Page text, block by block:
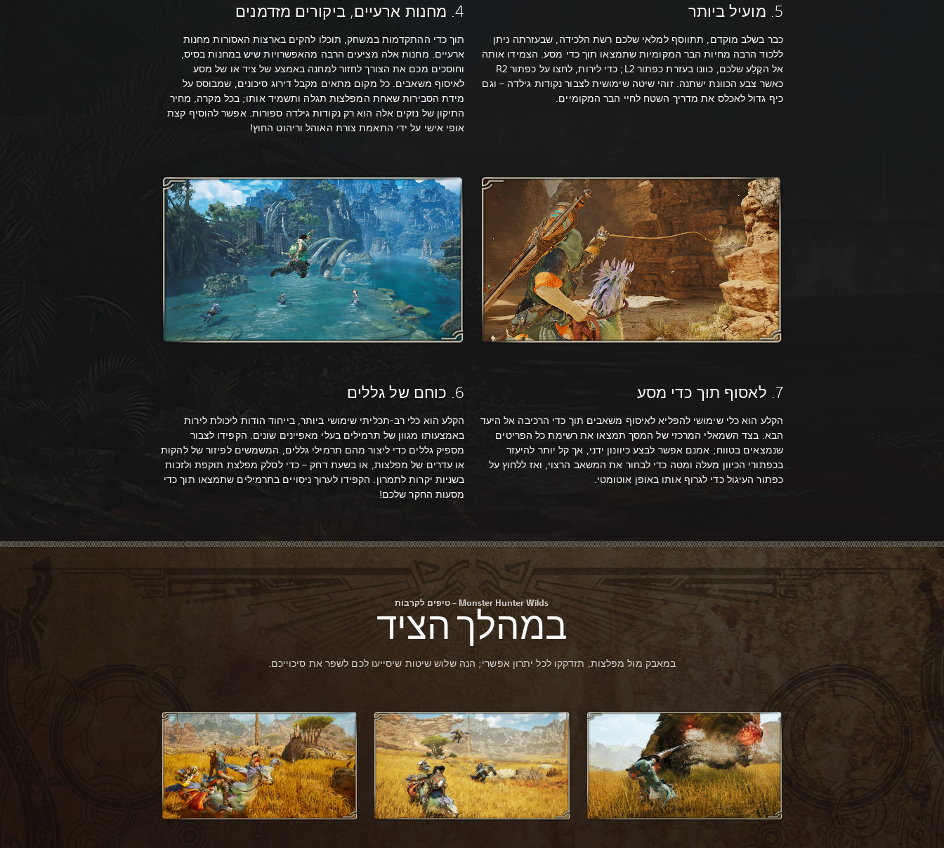
4. מחנות ארעיים, ביקורים מזדמנים
תוך כדי ההתקדמות במשחק, תוכלו להקים בארצות האסורות מחנות
ארעיים. מחנות אלה מציעים הרבה מהאפשרויות שיש במחנות בסיס,
וחוסכים מכם את הצורך לחזור למחנה באמצע של ציד או של מסע
לאיסוף משאבים. כל מקום מתאים מקבל דירוג סיכונים, שמבוסס על
מידת הסבירות שאחת המפלצות תגלה ותשמיד אותו; בכל מקרה, מחיר
התיקון של נזקים אלה הוא רק נקודות גילדה ספורות. אפשר להוסיף קצת
אופי אישי על ידי התאמת צורת האוהל וריהוט החוץ!
5. מועיל ביותר
כבר בשלב מוקדם, תתווסף למלאי שלכם רשת הלכידה, שבעזרתה ניתן
ללכוד הרבה מחיות הבר המקומיות שתמצאו תוך כדי מסע. הצמידו אותה
כאשר צבע הכוונת ישתנה. זוהי שיטה שימושית לצבור נקודות גילדה – וגם
כיף גדול לאכלס את מדריך השטח לחיי הבר המקומיים.
6. כוחם של גללים
הקלע הוא כלי רב-תכליתי שימושי ביותר, בייחוד הודות ליכולת לירות
באמצעותו מגוון של תרמילים בעלי מאפיינים שונים. הקפידו לצבור
מספיק גללים כדי ליצור מהם תרמילי גללים, המשמשים לפיזור של להקות
או עדרים של מפלצות, או בשעת דחק – כדי לסלק מפלצת תוקפת ולזכות
בשניות יקרות לתמרון. הקפידו לערוך ניסויים בתרמילים שתמצאו תוך כדי
מסעות החקר שלכם!
7. לאסוף תוך כדי מסע
הקלע הוא כלי שימושי להפליא לאיסוף משאבים תוך כדי הרכיבה אל היעד
הבא. בצד השמאלי המרכזי של המסך תמצאו את רשימת כל הפריטים
שנמצאים בטווח; אמנם אפשר לבצע כיוונון ידני, אך קל יותר להיעזר
בכפתורי הכיוון מעלה ומטה כדי לבחור את המשאב הרצוי, ואז ללחוץ על
כפתור העיגול כדי לגרוף אותו באופן אוטומטי.
Monster Hunter Wilds – טיפים לקרבות
במהלך הציד
במאבק מול מפלצות, תזדקקו לכל יתרון אפשרי; הנה שלוש שיטות שיסייעו לכם לשפר את סיכוייכם.